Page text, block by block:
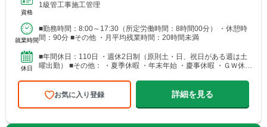
資格
1級管工事施工管理
就業時間
■勤務時間：8:00～17:30（所定労働時間：8時間00分） ・休憩時
間：90分 ■その他 ・月平均残業時間：20時間未満
休日
■年間休日：110日 ・週休2日制（原則土・日、祝日がある週は土
曜出勤） ■その他： ・夏季休暇 ・年末年始 ・慶事休暇 ・ＧＷ休暇
お気に入り登録 詳細を見る